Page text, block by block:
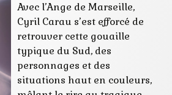
Avec l’Ange de Marseille,
Cyril Carau s’est efforcé de
retrouver cette gouaille
typique du Sud, des
personnages et des
situations haut en couleurs,